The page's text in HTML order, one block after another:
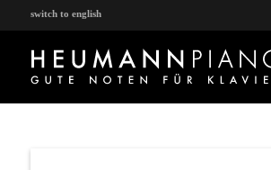
switch to english